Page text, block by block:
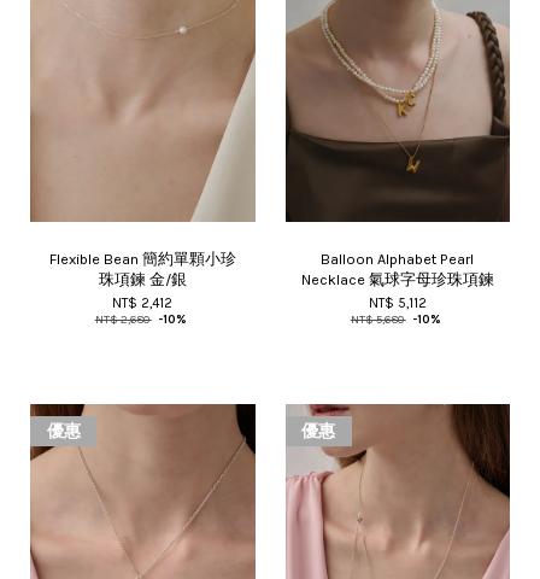
Flexible Bean 簡約單顆小珍
珠項鍊 金/銀
NT$ 2,412
NT$ 2,680 -10%
Balloon Alphabet Pearl
Necklace 氣球字母珍珠項鍊
NT$ 5,112
NT$ 5,680 -10%
優惠 優惠